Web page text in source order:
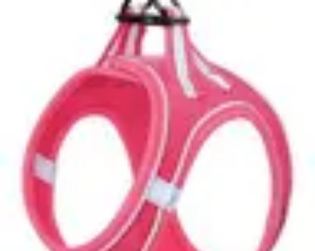
Activités SportivesParapente
Aventure Sportive